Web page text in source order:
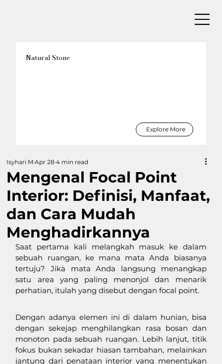
Mengenal Focal Point
Interior: Definisi, Manfaat,
dan Cara Mudah
Menghadirkannya
Isyhari M Apr 28 4 min read
Saat pertama kali melangkah masuk ke dalam
sebuah ruangan, ke mana mata Anda biasanya
tertuju? Jika mata Anda langsung menangkap
satu area yang paling menonjol dan menarik
perhatian, itulah yang disebut dengan focal point.
Dengan adanya elemen ini di dalam hunian, bisa
dengan sekejap menghilangkan rasa bosan dan
monoton pada sebuah ruangan. Lebih lanjut, titik
fokus bukan sekadar hiasan tambahan, melainkan
jantung dari penataan interior yang menentukan
Natural Stone
Explore More